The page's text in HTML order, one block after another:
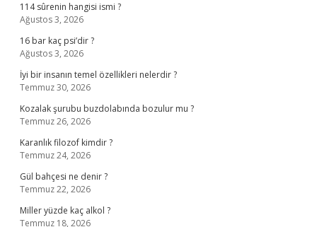
114 sûrenin hangisi ismi ?
Ağustos 3, 2026
16 bar kaç psi’dir ?
Ağustos 3, 2026
İyi bir insanın temel özellikleri nelerdir ?
Temmuz 30, 2026
Kozalak şurubu buzdolabında bozulur mu ?
Temmuz 26, 2026
Karanlık filozof kimdir ?
Temmuz 24, 2026
Gül bahçesi ne denir ?
Temmuz 22, 2026
Miller yüzde kaç alkol ?
Temmuz 18, 2026